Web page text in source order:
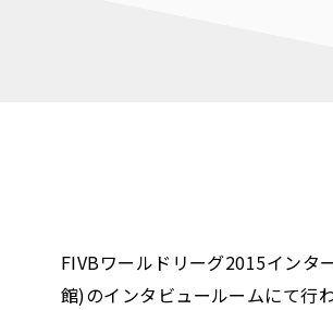
FIVBワールドリーグ2015インタ
館)のインタビュールームにて行